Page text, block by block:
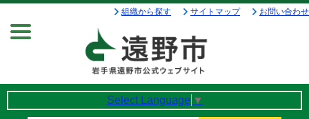
組織から探す サイトマップ お問い合わせ
Select Language ▼